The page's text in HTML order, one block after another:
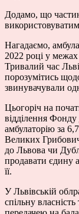
Додамо, що
Нагадаємо,
2022 році у
Тривалий час
порозумітись
звинувачували
Цьогоріч на
відділення
амбулаторію за
Великих
до Львова чи
продавати єдину
її.
У Львівській
спільну